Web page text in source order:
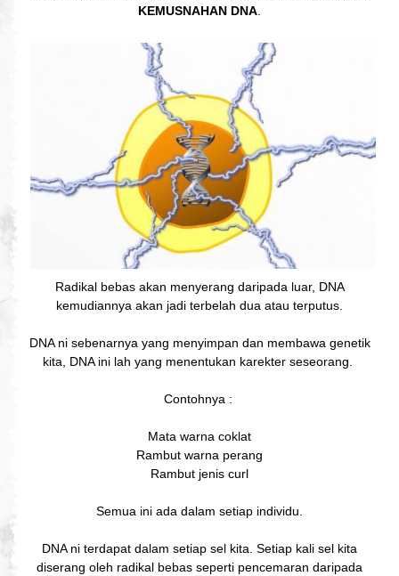
KEMUSNAHAN DNA
Radikal bebas akan menyerang daripada luar, DNA
kemudiannya akan jadi terbelah dua atau terputus.
DNA ni sebenarnya yang menyimpan dan membawa genetik
kita, DNA ini lah yang menentukan karekter seseorang.
Contohnya :
Mata warna coklat
Rambut warna perang
Rambut jenis curl
Semua ini ada dalam setiap individu.
DNA ni terdapat dalam setiap sel kita. Setiap kali sel kita
diserang oleh radikal bebas seperti pencemaran daripada